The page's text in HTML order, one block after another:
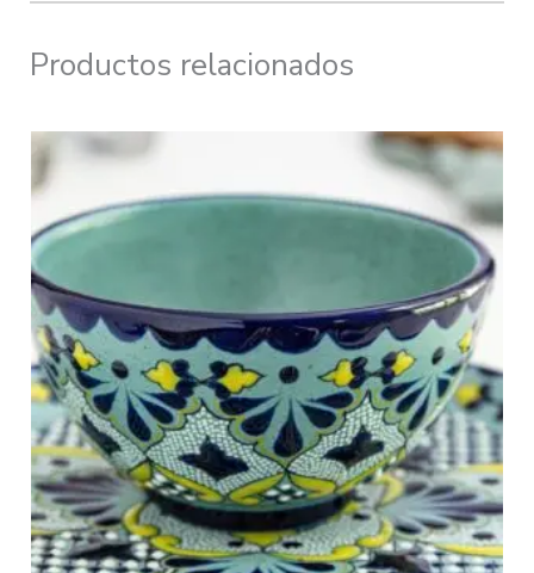
Productos relacionados